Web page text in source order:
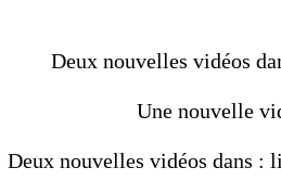
Deux nouvelles vidéos
Une nouvelle
Deux nouvelles vidéos dans :